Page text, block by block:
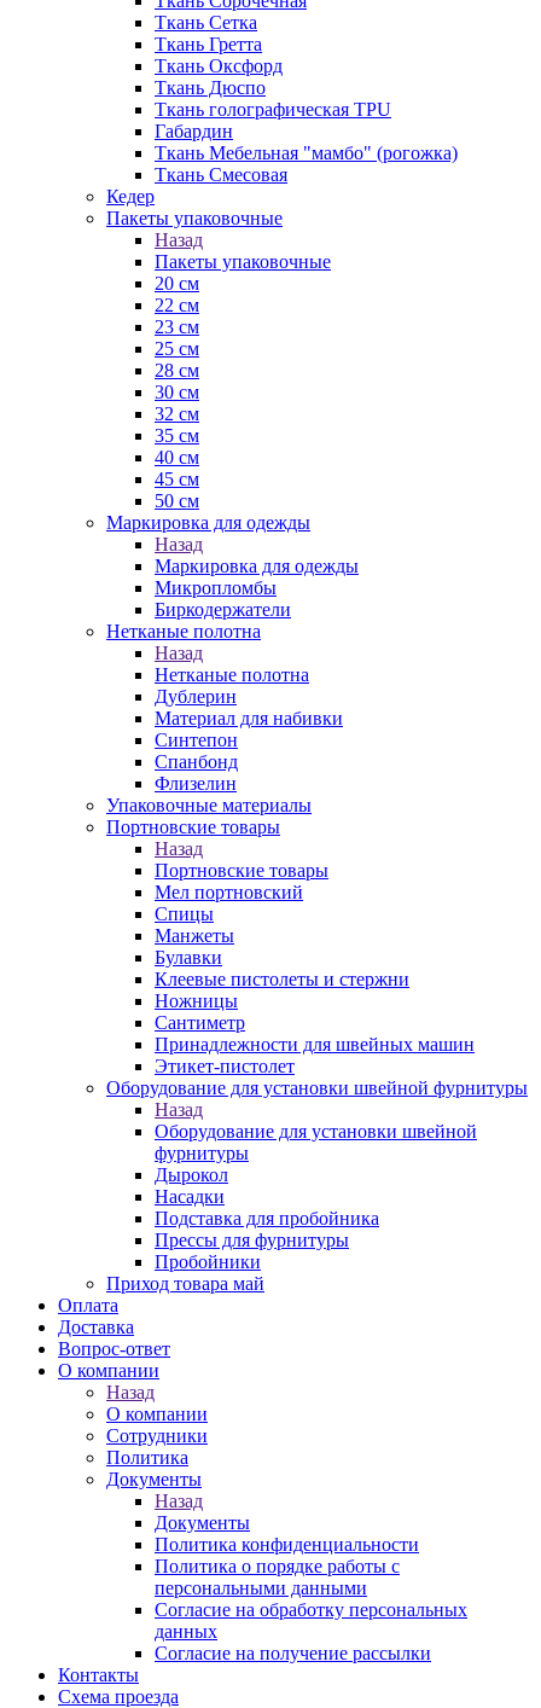
Ткань Сетка
Ткань Гретта
Ткань Оксфорд
Ткань Дюспо
Ткань голографическая TPU
Габардин
Ткань Мебельная "мамбо" (рогожка)
Ткань Смесовая
Кедер
Пакеты упаковочные
Назад
Пакеты упаковочные
20 см
22 см
23 см
25 см
28 см
30 см
32 см
35 см
40 см
45 см
50 см
Маркировка для одежды
Назад
Маркировка для одежды
Микропломбы
Биркодержатели
Нетканые полотна
Назад
Нетканые полотна
Дублерин
Материал для набивки
Синтепон
Спанбонд
Флизелин
Упаковочные материалы
Портновские товары
Назад
Портновские товары
Мел портновский
Спицы
Манжеты
Булавки
Клеевые пистолеты и стержни
Ножницы
Сантиметр
Принадлежности для швейных машин
Этикет-пистолет
Оборудование для установки швейной фурнитуры
Назад
Оборудование для установки швейной
фурнитуры
Дырокол
Насадки
Подставка для пробойника
Прессы для фурнитуры
Пробойники
Приход товара май
Оплата
Доставка
Вопрос-ответ
О компании
Назад
О компании
Сотрудники
Политика
Документы
Назад
Документы
Политика конфиденциальности
Политика о порядке работы с
персональными данными
Согласие на обработку персональных
данных
Согласие на получение рассылки
Контакты
Схема проезда